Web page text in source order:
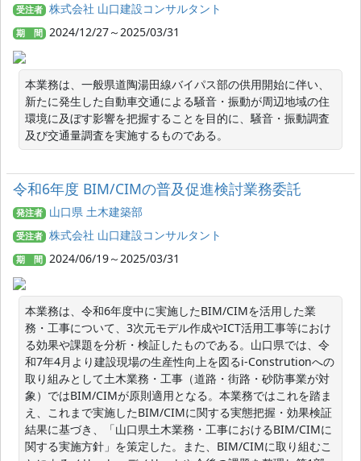
受注者 株式会社 山口建設コンサルタント
期 間 2024/12/27～2025/03/31
本業務は、一般県道陶湯田線バイパス部の供用開始に伴い、
新たに発生した自動車交通による騒音・振動が周辺地域の住
環境に及ぼす影響を把握することを目的に、騒音・振動調査
及び交通量調査を実施するものである。
令和6年度 BIM/CIMの普及促進検討業務委託
発注者 山口県 土木建築部
受注者 株式会社 山口建設コンサルタント
期 間 2024/06/19～2025/03/31
本業務は、令和6年度中に実施したBIM/CIMを活用した業
務・工事について、3次元モデル作成やICT活用工事等におけ
る効果や課題を分析・検証したものである。山口県では、令
和7年4月より建設現場の生産性向上を図るi-Construtionへの
取り組みとして土木業務・工事（道路・街路・砂防事業が対
象）ではBIM/CIMが原則適用となる。本業務ではこれを踏ま
え、これまで実施したBIM/CIMに関する実態把握・効果検証
結果に基づき、「山口県土木業務・工事におけるBIM/CIMに
関する実施方針」を策定した。また、BIM/CIMに取り組むこ